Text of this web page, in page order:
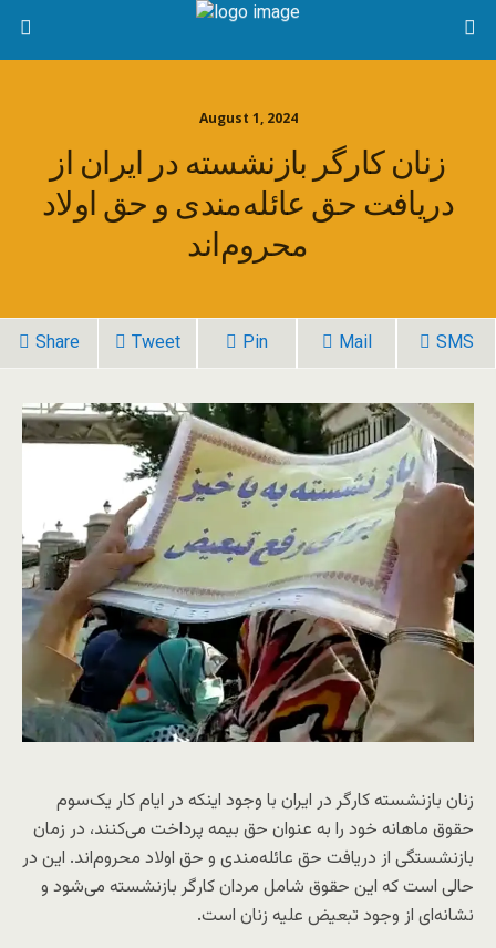
August 1, 2024
زنان کارگر بازنشسته در ایران از
دریافت حق عائله‌مندی و حق اولاد
محروم‌اند
Share Tweet Pin Mail SMS
زنان بازنشسته کارگر در ایران با وجود اینکه در ایام کار یک‌سوم
حقوق ماهانه خود را به عنوان حق بیمه پرداخت می‌کنند، در زمان
بازنشستگی از دریافت حق عائله‌مندی و حق اولاد محروم‌اند. این در
حالی‌ است که این حقوق شامل مردان کارگر بازنشسته می‌شود و
نشانه‌ای از وجود تبعیض علیه زنان است.